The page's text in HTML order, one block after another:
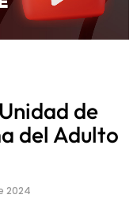
de
del Adulto
2024